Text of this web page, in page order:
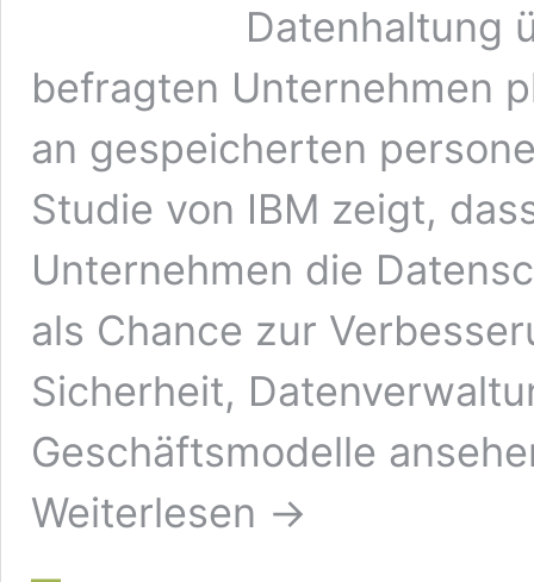
Datenhaltung
befragten Unternehmen
an gespeicherten
Studie von IBM zeigt,
Unternehmen die
als Chance zur
Sicherheit,
Geschäftsmodelle
Weiterlesen →